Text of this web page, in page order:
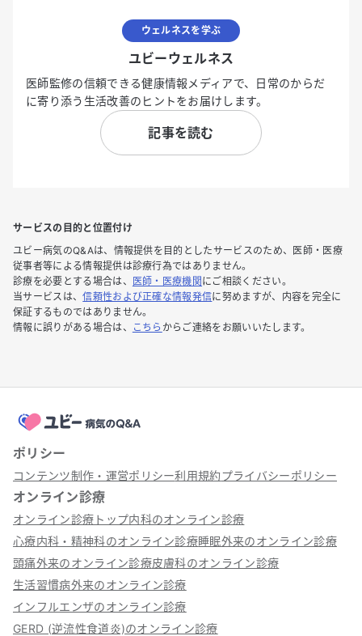
ウェルネスを学ぶ
ユビーウェルネス
医師監修の信頼できる健康情報メディアで、日常のからだ
に寄り添う生活改善のヒントをお届けします。
記事を読む
サービスの目的と位置付け
ユビー病気のQ&Aは、情報提供を目的としたサービスのため、医師・医療
従事者等による情報提供は診療行為ではありません。
診療を必要とする場合は、
医師・医療機関 にご相談ください。
当サービスは、信頼性および正確な情報発信に努めますが、内容を完全に
保証するものではありません。
情報に誤りがある場合は、
こちら からご連絡をお願いいたします。
ポリシー
コンテンツ制作・運営ポリシー利用規約プライバシーポリシー
オンライン診療
オンライン診療トップ内科のオンライン診療
心療内科・精神科のオンライン診療睡眠外来のオンライン診療
頭痛外来のオンライン診療皮膚科のオンライン診療
生活習慣病外来のオンライン診療
インフルエンザのオンライン診療
GERD (逆流性食道炎)のオンライン診療